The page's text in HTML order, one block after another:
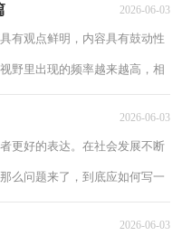
2026-06-03
有观点鲜明，内容具有鼓动性
野里出现的频率越来越高，相
2026-06-03
更好的表达。在社会发展不断
么问题来了，到底应如何写一
2026-06-03